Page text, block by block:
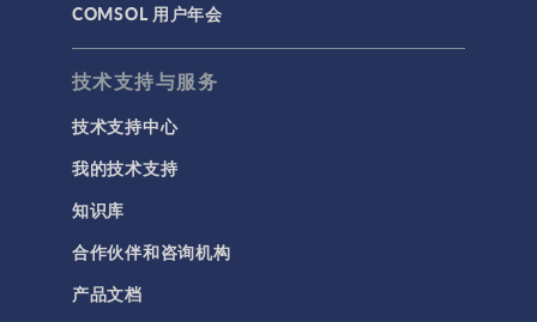
COMSOL 用户年会
技术支持与服务
技术支持中心
我的技术支持
知识库
合作伙伴和咨询机构
产品文档